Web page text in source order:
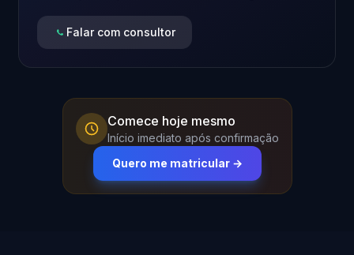
Falar com consultor
Comece hoje mesmo
Início imediato após confirmação
Quero me matricular →